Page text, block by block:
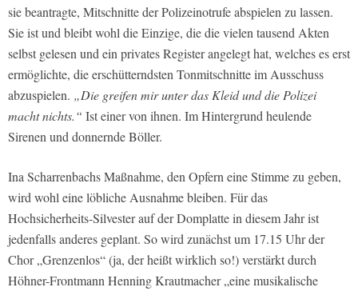
sie beantragte, Mitschnitte der Polizeinotrufe abspielen zu lassen.
Sie ist und bleibt wohl die Einzige, die die vielen tausend Akten
selbst gelesen und ein privates Register angelegt hat, welches es erst
ermöglichte, die erschütterndsten Tonmitschnitte im Ausschuss
abzuspielen. „Die greifen mir unter das Kleid und die Polizei
macht nichts.“ Ist einer von ihnen. Im Hintergrund heulende
Sirenen und donnernde Böller.
Ina Scharrenbachs Maßnahme, den Opfern eine Stimme zu geben,
wird wohl eine löbliche Ausnahme bleiben. Für das
Hochsicherheits-Silvester auf der Domplatte in diesem Jahr ist
jedenfalls anderes geplant. So wird zunächst um 17.15 Uhr der
Chor „Grenzenlos“ (ja, der heißt wirklich so!) verstärkt durch
Höhner-Frontmann Henning Krautmacher „eine musikalische